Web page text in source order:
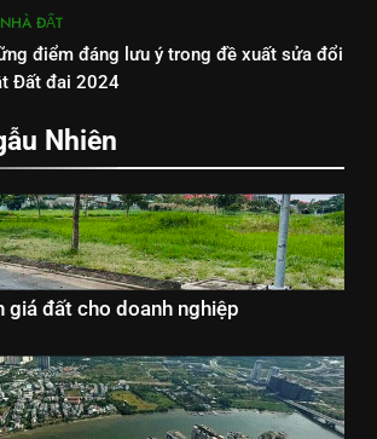
ĐẤT
điểm đáng lưu ý trong đề xuất sửa đổi
Đất đai 2024
Nhiên
giá đất cho doanh nghiệp